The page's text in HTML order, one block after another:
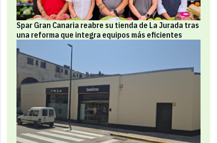
Spar Gran Canaria reabre su tienda de La Jurada tras
una reforma que integra equipos más eficientes